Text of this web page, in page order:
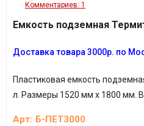
Комментариев: 1
Емкость подземная
Доставка товара 3000р. по
Пластиковая емкость
л. Размеры 1520 мм х 1800 мм.
Арт: Б-ПЕТ3000